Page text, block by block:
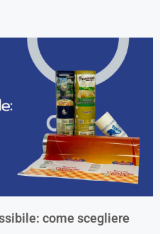
come scegliere